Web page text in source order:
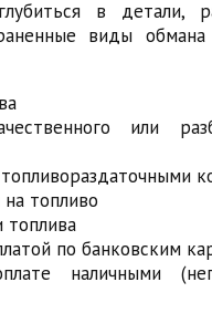
в детали,
виды
или
топливо
по банковским
наличными